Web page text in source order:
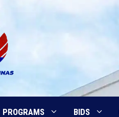
PROGRAMS BIDS